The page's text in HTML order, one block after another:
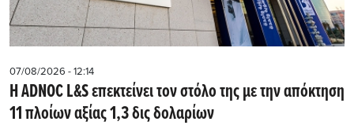
07/08/2026 - 12:14
Η ADNOC L&S επεκτείνει τον στόλο της με την απόκτηση
11 πλοίων αξίας 1,3 δις δολαρίων